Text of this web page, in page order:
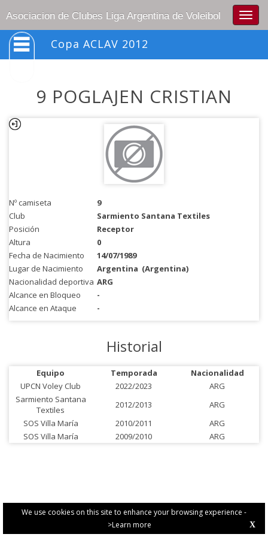
We use cookies on this site to enhance your browsing experience -
>Learn more
X
Asociacion de Clubes Liga Argentina de Voleibol
Copa ACLAV 2012
9 POGLAJEN CRISTIAN
Nº camiseta
9
Club
Sarmiento Santana Textiles
Posición
Receptor
Altura
0
Fecha de Nacimiento
14/07/1989
Lugar de Nacimiento
Argentina (Argentina)
Nacionalidad deportiva ARG
Alcance en Bloqueo
-
Alcance en Ataque
-
Historial
Equipo Temporada
Nacionalidad
UPCN Voley Club
2022/2023
ARG
Sarmiento Santana
Textiles
2012/2013
ARG
SOS Villa María
2010/2011
ARG
SOS Villa María
2009/2010 ARG